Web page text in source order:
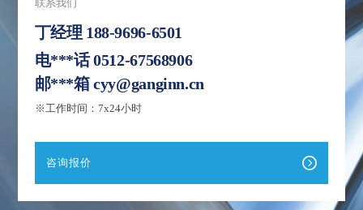
联系我们
丁经理 188-9696-6501
电***话0512-67568906
邮***箱cyy@ganginn.cn
※工作时间：7x24小时
咨询报价